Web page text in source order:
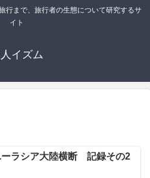
行まで、旅行者の生態について研究するサ
イト
イズム
ーラシア大陸横断 記録その2